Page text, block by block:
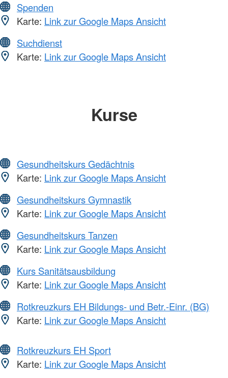
Spenden
Karte: Link zur Google Maps Ansicht
Suchdienst
Karte: Link zur Google Maps Ansicht
Kurse
Gesundheitskurs Gedächtnis
Karte: Link zur Google Maps Ansicht
Gesundheitskurs Gymnastik
Karte: Link zur Google Maps Ansicht
Gesundheitskurs Tanzen
Karte: Link zur Google Maps Ansicht
Kurs Sanitätsausbildung
Karte: Link zur Google Maps Ansicht
Rotkreuzkurs EH Bildungs- und Betr.-Einr. (BG)
Karte: Link zur Google Maps Ansicht
Rotkreuzkurs EH Sport
Karte: Link zur Google Maps Ansicht